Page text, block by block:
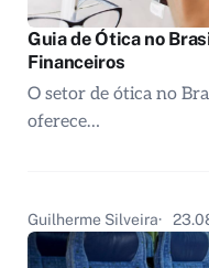
Guia de Ótica no
Financeiros
O setor de ótica no
oferece…
Guilherme Silveira